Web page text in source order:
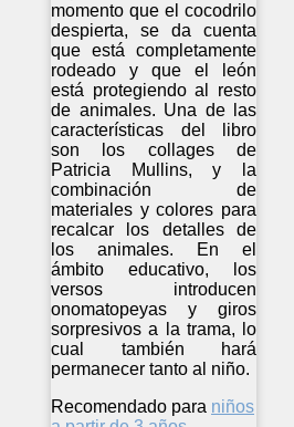
momento que el cocodrilo
despierta, se da cuenta
que está completamente
rodeado y que el león
está protegiendo al resto
de animales. Una de las
características del libro
son los collages de
Patricia Mullins, y la
combinación de
materiales y colores para
recalcar los detalles de
los animales. En el
ámbito educativo, los
versos introducen
onomatopeyas y giros
sorpresivos a la trama, lo
cual también hará
permanecer tanto al niño.
Recomendado para niños